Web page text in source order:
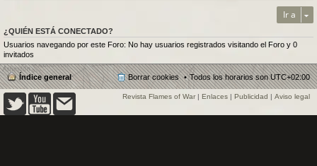
Ir a
¿QUIÉN ESTÁ CONECTADO?
Usuarios navegando por este Foro: No hay usuarios registrados visitando el Foro y 0
invitados
Índice general Todos los horarios sonUTC+02:00
Borrar cookies
Revista Flames of War | Enlaces | Publicidad | Aviso legal